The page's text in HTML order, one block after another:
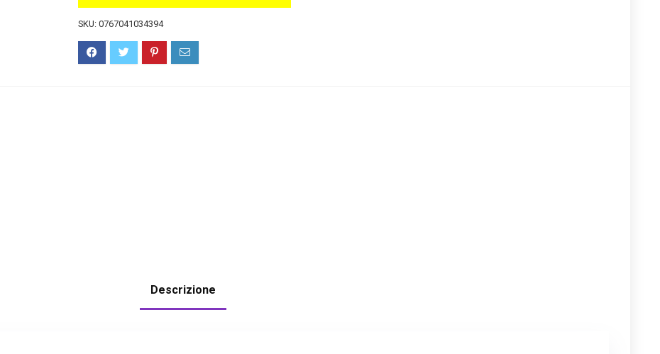
SKU:0767041034394
Descrizione